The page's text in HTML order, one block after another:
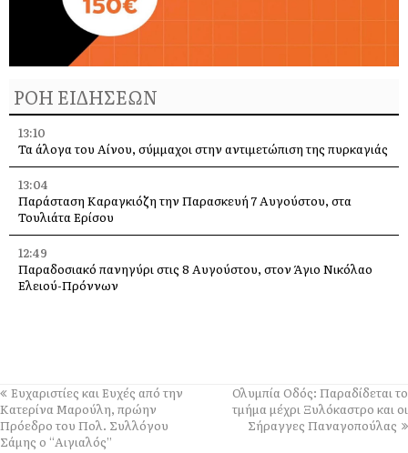
ΡΟΗ ΕΙΔΗΣΕΩΝ
13:10
Τα άλογα του Αίνου, σύμμαχοι στην αντιμετώπιση της πυρκαγιάς
13:04
Παράσταση Καραγκιόζη την Παρασκευή 7 Αυγούστου, στα
Τουλιάτα Ερίσου
12:49
Παραδοσιακό πανηγύρι στις 8 Αυγούστου, στον Άγιο Νικόλαο
Ελειού-Πρόννων
12:36
Απονομή υποτροφιών, από το Ίδρυμα Αδελφών Στυλιανού
Τυπάλδου
Ευχαριστίες και Ευχές από την
Κατερίνα Μαρούλη, πρώην
Πρόεδρο του Πολ. Συλλόγου
Σάμης ο “Αιγιαλός”
Ολυμπία Οδός: Παραδίδεται το
τμήμα μέχρι Ξυλόκαστρο και οι
Σήραγγες Παναγοπούλας